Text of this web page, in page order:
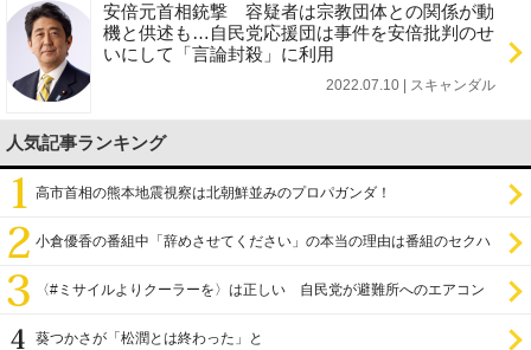
安倍元首相銃撃 容疑者は宗教団体との関係が動
機と供述も…自民党応援団は事件を安倍批判のせ
いにして「言論封殺」に利用
2022.07.10 | スキャンダル
人気記事ランキング
高市首相の熊本地震視察は北朝鮮並みのプロパガンダ！
小倉優香の番組中「辞めさせてください」の本当の理由は番組のセクハ
〈#ミサイルよりクーラーを〉は正しい 自民党が避難所へのエアコン
葵つかさが「松潤とは終わった」と